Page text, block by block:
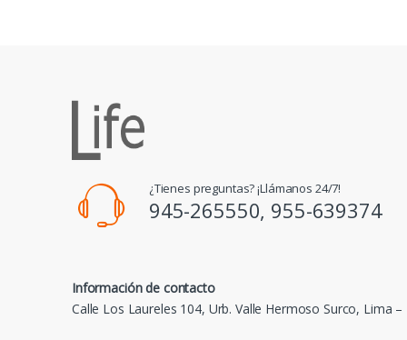
¿Tienes preguntas? ¡Llámanos 24/7!
945-265550, 955-639374
Información de contacto
Calle Los Laureles 104, Urb. Valle Hermoso Surco, Lima –